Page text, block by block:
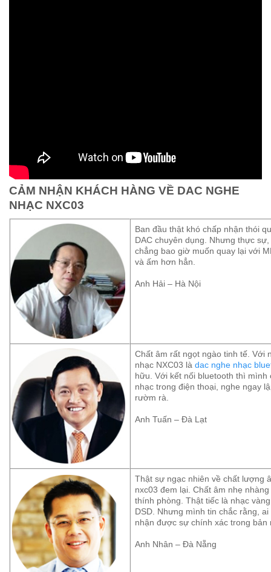
CẢM NHẬN KHÁCH HÀNG VỀ DAC NGHE
NHẠC NXC03
Ban đầu thật khó chấp nhận thói
DAC chuyên dụng. Nhưng thực
chẳng bao giờ muốn quay lại với
và ấm hơn hẳn.
Anh Hải – Hà Nội
Chất âm rất ngọt ngào tinh tế. Với
nhạc NXC03 làdac nghe nhạc
hữu. Với kết nối bluetooth thì
nhạc trong điện thoại, nghe ngay
rườm rà.
Anh Tuấn – Đà Lạt
Thật sự ngạc nhiên về chất lượng
nxc03 đem lại. Chất âm nhẹ
thính phòng. Thật tiếc là nhạc
DSD. Nhưng mình tin chắc rằng,
nhận được sự chính xác trong bản
Anh Nhân – Đà Nẵng